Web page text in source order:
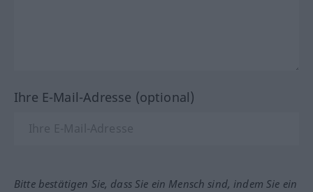
Ihre E-Mail-Adresse (optional)
Bitte bestätigen Sie, dass Sie ein Mensch sind, indem Sie ein